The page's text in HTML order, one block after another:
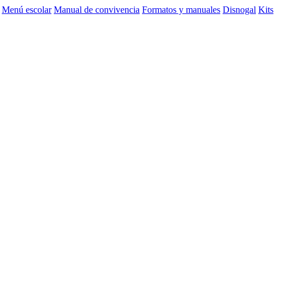
Menú escolar Manual de convivencia Formatos y manuales Disnogal Kits